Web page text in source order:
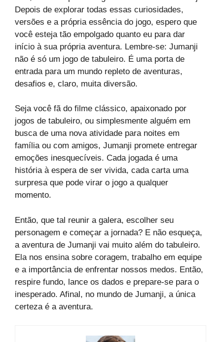
Depois de explorar todas essas curiosidades,
versões e a própria essência do jogo, espero que
você esteja tão empolgado quanto eu para dar
início à sua própria aventura. Lembre-se: Jumanji
não é só um jogo de tabuleiro. É uma porta de
entrada para um mundo repleto de aventuras,
desafios e, claro, muita diversão.
Seja você fã do filme clássico, apaixonado por
jogos de tabuleiro, ou simplesmente alguém em
busca de uma nova atividade para noites em
família ou com amigos, Jumanji promete entregar
emoções inesquecíveis. Cada jogada é uma
história à espera de ser vivida, cada carta uma
surpresa que pode virar o jogo a qualquer
momento.
Então, que tal reunir a galera, escolher seu
personagem e começar a jornada? E não esqueça,
a aventura de Jumanji vai muito além do tabuleiro.
Ela nos ensina sobre coragem, trabalho em equipe
e a importância de enfrentar nossos medos. Então,
respire fundo, lance os dados e prepare-se para o
inesperado. Afinal, no mundo de Jumanji, a única
certeza é a aventura.